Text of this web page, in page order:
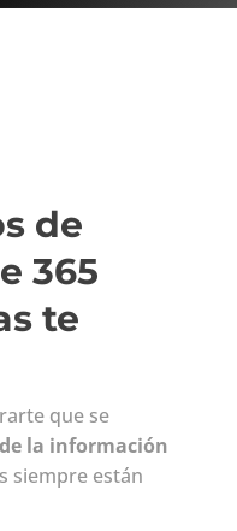
de
365
te
que se
la información
siempre están